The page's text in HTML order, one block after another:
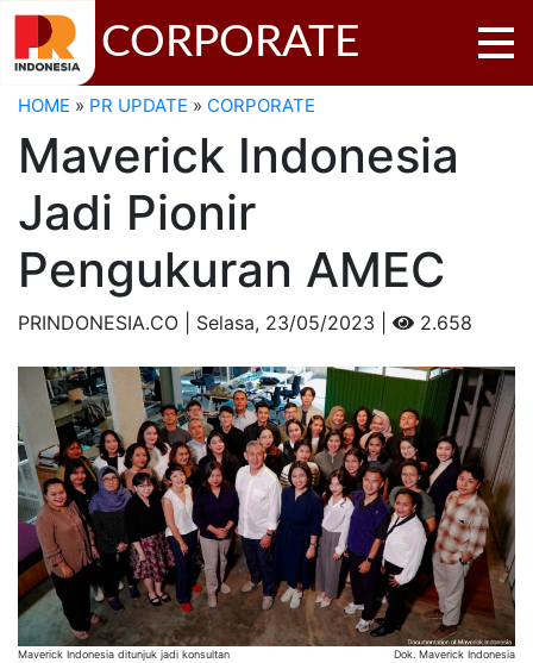
CORPORATE
HOME » PR UPDATE » CORPORATE
Maverick Indonesia
Jadi Pionir
Pengukuran AMEC
PRINDONESIA.CO | Selasa, 23/05/2023 | 2.658
Maverick Indonesia ditunjuk jadi konsultan
Dok. Maverick Indonesia